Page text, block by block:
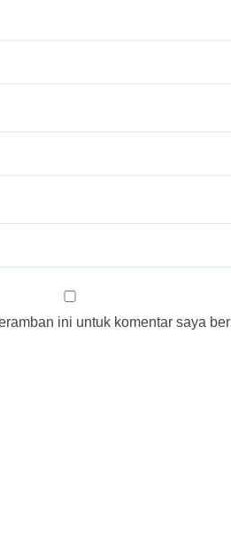
ini untuk komentar saya